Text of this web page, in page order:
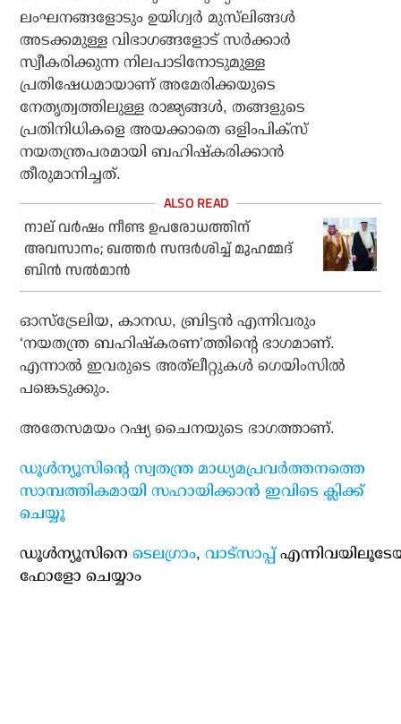
ലംഘനങ്ങളോടും ഉയിഗ്വര്‍ മുസ്‌ലിങ്ങള്‍
അടക്കമുള്ള വിഭാഗങ്ങളോട് സര്‍ക്കാര്‍
സ്വീകരിക്കുന്ന നിലപാടിനോടുമുള്ള
പ്രതിഷേധമായാണ് അമേരിക്കയുടെ
നേതൃത്വത്തിലുള്ള രാജ്യങ്ങള്‍, തങ്ങളുടെ
പ്രതിനിധികളെ അയക്കാതെ ഒളിംപിക്‌സ്
നയതന്ത്രപരമായി ബഹിഷ്‌കരിക്കാന്‍
തീരുമാനിച്ചത്.
നാല് വര്‍ഷം നീണ്ട ഉപരോധത്തിന്
അവസാനം; ഖത്തര്‍ സന്ദര്‍ശിച്ച് മുഹമ്മദ്
ബിന്‍ സല്‍മാന്‍
ഓസ്‌ട്രേലിയ, കാനഡ, ബ്രിട്ടന്‍ എന്നിവരും
‘നയതന്ത്ര ബഹിഷ്‌കരണ’ത്തിന്റെ ഭാഗമാണ്.
എന്നാല്‍ ഇവരുടെ അത്‌ലീറ്റുകള്‍ ഗെയിംസില്‍
പങ്കെടുക്കും.
അതേസമയം റഷ്യ ചൈനയുടെ ഭാഗത്താണ്.
ഡൂള്‍ന്യൂസിന്റെ സ്വതന്ത്ര മാധ്യമപ്രവര്‍ത്തനത്തെ
സാമ്പത്തികമായി സഹായിക്കാന്‍ ഇവിടെ ക്ലിക്ക്
ചെയ്യൂ
ഡൂള്‍ന്യൂസിനെടെലഗ്രാം,വാട്‌സാപ്പ്
ഫോളോ ചെയ്യാം